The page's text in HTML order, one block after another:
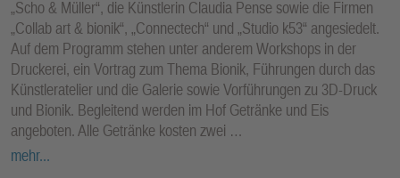
„Scho & Müller“, die Künstlerin Claudia Pense sowie die Firmen
„Collab art & bionik“, „Connectech“ und „Studio k53“ angesiedelt.
Auf dem Programm stehen unter anderem Workshops in der
Druckerei, ein Vortrag zum Thema Bionik, Führungen durch das
Künstleratelier und die Galerie sowie Vorführungen zu 3D-Druck
und Bionik. Begleitend werden im Hof Getränke und Eis
angeboten. Alle Getränke kosten zwei …
mehr...